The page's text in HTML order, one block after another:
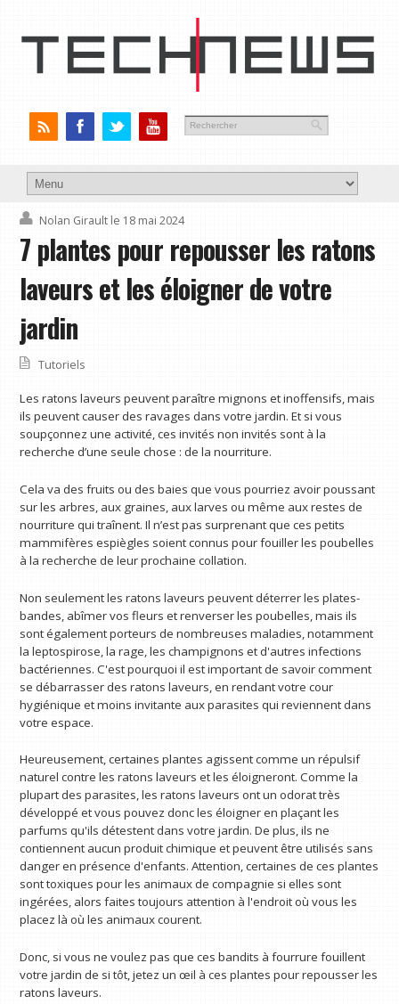
Nolan Girault le 18 mai 2024
7 plantes pour repousser les ratons
laveurs et les éloigner de votre
jardin
Tutoriels
Les ratons laveurs peuvent paraître mignons et inoffensifs, mais
ils peuvent causer des ravages dans votre jardin. Et si vous
soupçonnez une activité, ces invités non invités sont à la
recherche d’une seule chose : de la nourriture.
Cela va des fruits ou des baies que vous pourriez avoir poussant
sur les arbres, aux graines, aux larves ou même aux restes de
nourriture qui traînent. Il n’est pas surprenant que ces petits
mammifères espiègles soient connus pour fouiller les poubelles
à la recherche de leur prochaine collation.
Non seulement les ratons laveurs peuvent déterrer les plates-
bandes, abîmer vos fleurs et renverser les poubelles, mais ils
sont également porteurs de nombreuses maladies, notamment
la leptospirose, la rage, les champignons et d'autres infections
bactériennes. C'est pourquoi il est important de savoir comment
se débarrasser des ratons laveurs, en rendant votre cour
hygiénique et moins invitante aux parasites qui reviennent dans
votre espace.
Heureusement, certaines plantes agissent comme un répulsif
naturel contre les ratons laveurs et les éloigneront. Comme la
plupart des parasites, les ratons laveurs ont un odorat très
développé et vous pouvez donc les éloigner en plaçant les
parfums qu'ils détestent dans votre jardin. De plus, ils ne
contiennent aucun produit chimique et peuvent être utilisés sans
danger en présence d'enfants. Attention, certaines de ces plantes
sont toxiques pour les animaux de compagnie si elles sont
ingérées, alors faites toujours attention à l'endroit où vous les
placez là où les animaux courent.
Donc, si vous ne voulez pas que ces bandits à fourrure fouillent
votre jardin de si tôt, jetez un œil à ces plantes pour repousser les
ratons laveurs.